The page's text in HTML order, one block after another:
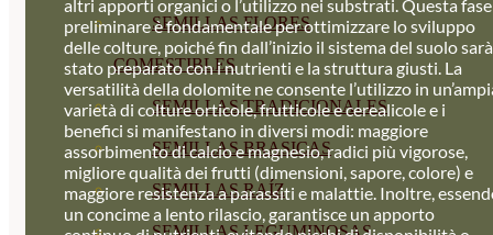
SEMILLAS FLORES
COMESTIBLES
SEMILLAS TRADICIONALES
SEMILLAS BRASICAS
SEMILLAS RAÍZ
SEMILLAS LEGUMINOSAS
altri apporti organici o l’utilizzo nei substrati. Questa fase
preliminare è fondamentale per ottimizzare lo sviluppo
delle colture, poiché fin dall’inizio il sistema del suolo sarà
stato preparato con i nutrienti e la struttura giusti. La
versatilità della dolomite ne consente l’utilizzo in
varietà di colture orticole, frutticole e cerealicole e i
benefici si manifestano in diversi modi: maggiore
assorbimento di calcio e magnesio, radici più vigorose,
migliore qualità dei frutti (dimensioni, sapore, colore) e
maggiore resistenza a parassiti e malattie. Inoltre,
un concime a lento rilascio, garantisce un apporto